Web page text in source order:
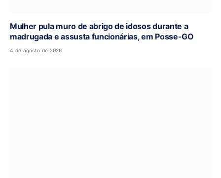
Mulher pula muro de abrigo de idosos durante a
madrugada e assusta funcionárias, em Posse-GO
4 de agosto de 2026